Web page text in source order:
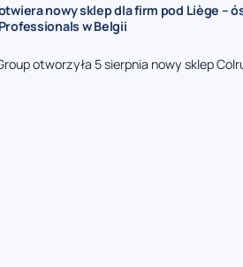
nowy sklep dla firm pod Liège –
w Belgii
otworzyła 5 sierpnia nowy sklep